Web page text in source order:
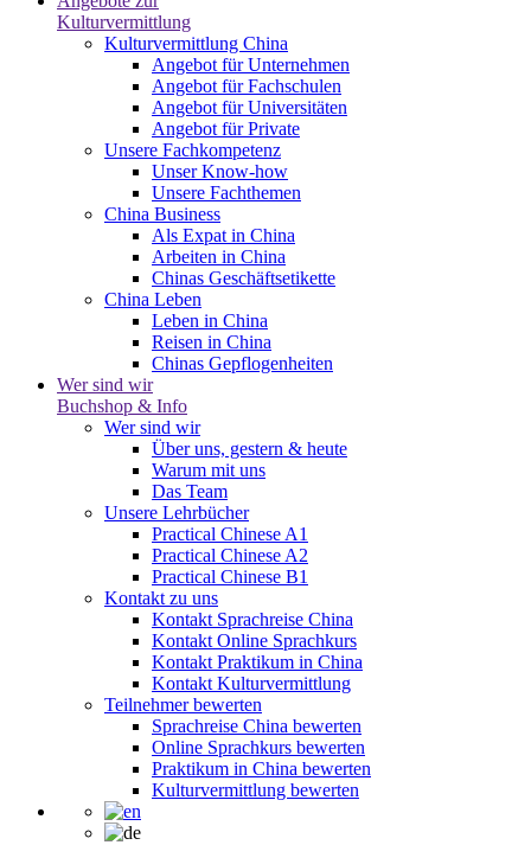
Kulturvermittlung
Kulturvermittlung China
Angebot für Unternehmen
Angebot für Fachschulen
Angebot für Universitäten
Angebot für Private
Unsere Fachkompetenz
Unser Know-how
Unsere Fachthemen
China Business
Als Expat in China
Arbeiten in China
Chinas Geschäftsetikette
China Leben
Leben in China
Reisen in China
Chinas Gepflogenheiten
Wer sind wir
Buchshop & Info
Wer sind wir
Über uns, gestern & heute
Warum mit uns
Das Team
Unsere Lehrbücher
Practical Chinese A1
Practical Chinese A2
Practical Chinese B1
Kontakt zu uns
Kontakt Sprachreise China
Kontakt Online Sprachkurs
Kontakt Praktikum in China
Kontakt Kulturvermittlung
Teilnehmer bewerten
Sprachreise China bewerten
Online Sprachkurs bewerten
Praktikum in China bewerten
Kulturvermittlung bewerten